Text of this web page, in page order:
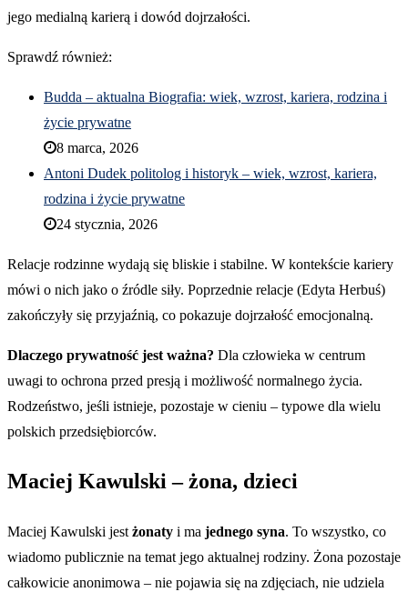
jego medialną karierą i dowód dojrzałości.
Sprawdź również:
Budda – aktualna Biografia: wiek, wzrost, kariera, rodzina i
życie prywatne
8 marca, 2026
Antoni Dudek politolog i historyk – wiek, wzrost, kariera,
rodzina i życie prywatne
24 stycznia, 2026
Relacje rodzinne wydają się bliskie i stabilne. W kontekście kariery
mówi o nich jako o źródle siły. Poprzednie relacje (Edyta Herbuś)
zakończyły się przyjaźnią, co pokazuje dojrzałość emocjonalną.
Dlaczego prywatność jest ważna? Dla człowieka w centrum
uwagi to ochrona przed presją i możliwość normalnego życia.
Rodzeństwo, jeśli istnieje, pozostaje w cieniu – typowe dla wielu
polskich przedsiębiorców.
Maciej Kawulski – żona, dzieci
Maciej Kawulski jest żonaty i ma jednego syna. To wszystko, co
wiadomo publicznie na temat jego aktualnej rodziny. Żona pozostaje
całkowicie anonimowa – nie pojawia się na zdjęciach, nie udziela